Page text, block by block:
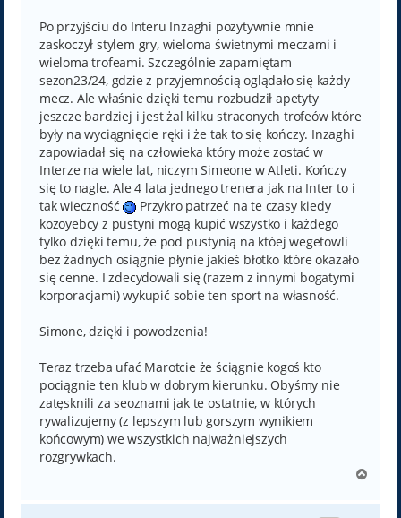
Po przyjściu do Interu Inzaghi pozytywnie mnie
zaskoczył stylem gry, wieloma świetnymi meczami i
wieloma trofeami. Szczególnie zapamiętam
sezon23/24, gdzie z przyjemnością oglądało się każdy
mecz. Ale właśnie dzięki temu rozbudził apetyty
jeszcze bardziej i jest żal kilku straconych trofeów które
były na wyciągnięcie ręki i że tak to się kończy. Inzaghi
zapowiadał się na człowieka który może zostać w
Interze na wiele lat, niczym Simeone w Atleti. Kończy
się to nagle. Ale 4 lata jednego trenera jak na Inter to i
tak wieczność
Przykro patrzeć na te czasy kiedy
kozoyebcy z pustyni mogą kupić wszystko i każdego
tylko dzięki temu, że pod pustynią na któej wegetowli
bez żadnych osiągnie płynie jakieś błotko które okazało
się cenne. I zdecydowali się (razem z innymi bogatymi
korporacjami) wykupić sobie ten sport na własność.
Simone, dzięki i powodzenia!
Teraz trzeba ufać Marotcie że ściągnie kogoś kto
pociągnie ten klub w dobrym kierunku. Obyśmy nie
zatęsknili za seoznami jak te ostatnie, w których
rywalizujemy (z lepszym lub gorszym wynikiem
końcowym) we wszystkich najważniejszych
rozgrywkach.
g